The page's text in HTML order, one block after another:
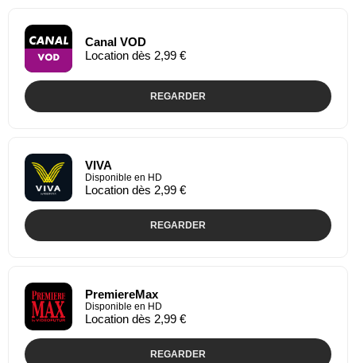
Canal VOD
Location dès 2,99 €
REGARDER
VIVA
Disponible en HD
Location dès 2,99 €
REGARDER
PremiereMax
Disponible en HD
Location dès 2,99 €
REGARDER